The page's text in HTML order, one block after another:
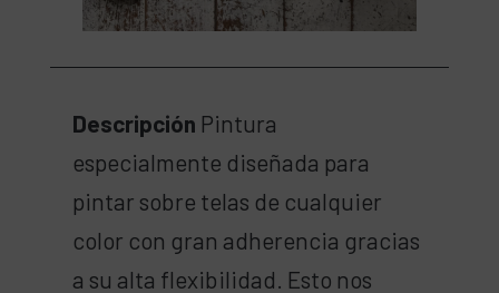
Descripción Pintura
especialmente diseñada para
pintar sobre telas de cualquier
color con gran adherencia gracias
a su alta flexibilidad. Esto nos